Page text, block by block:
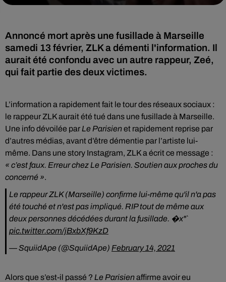
Annoncé mort après une fusillade à Marseille
samedi 13 février, ZLK a démenti l'information. Il
aurait été confondu avec un autre rappeur, Zeé,
qui fait partie des deux victimes.
L’information a rapidement fait le tour des réseaux sociaux :
le rappeur ZLK aurait été tué dans une fusillade à Marseille.
Une info dévoilée par Le Parisienet rapidement reprise par
d’autres médias, avant d’être démentie par l’artiste lui-
même. Dans une story Instagram, ZLK a écrit ce message :
« c’est faux. Erreur chez Le Parisien. Soutien aux proches du
concerné ».
Le rappeur ZLK (Marseille) confirme lui-même qu'il n'a pas
été touché et n'est pas impliqué. RIP tout de même aux
deux personnes décédées durant la fusillade. �x"`️
pic.twitter.com/jBxbXf9KzD
— SquiidApe (@SquiidApe) February 14, 2021
Alors que s’est-il passé ? Le Parisienaffirme avoir eu